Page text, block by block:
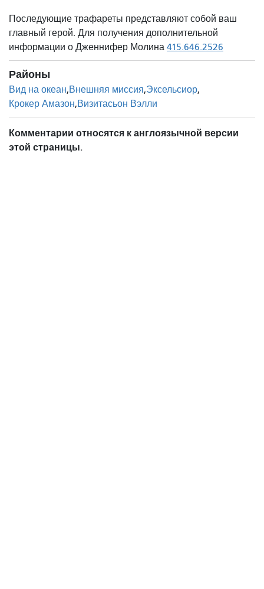
Последующие трафареты представляют собой ваш
главный герой. Для получения дополнительной
информации о Дженнифер Молина 415.646.2526
Районы
Вид на океан Внешняя миссия Эксельсиор
Крокер Амазон Визитасьон Вэлли
Комментарии относятся к англоязычной версии
этой страницы.